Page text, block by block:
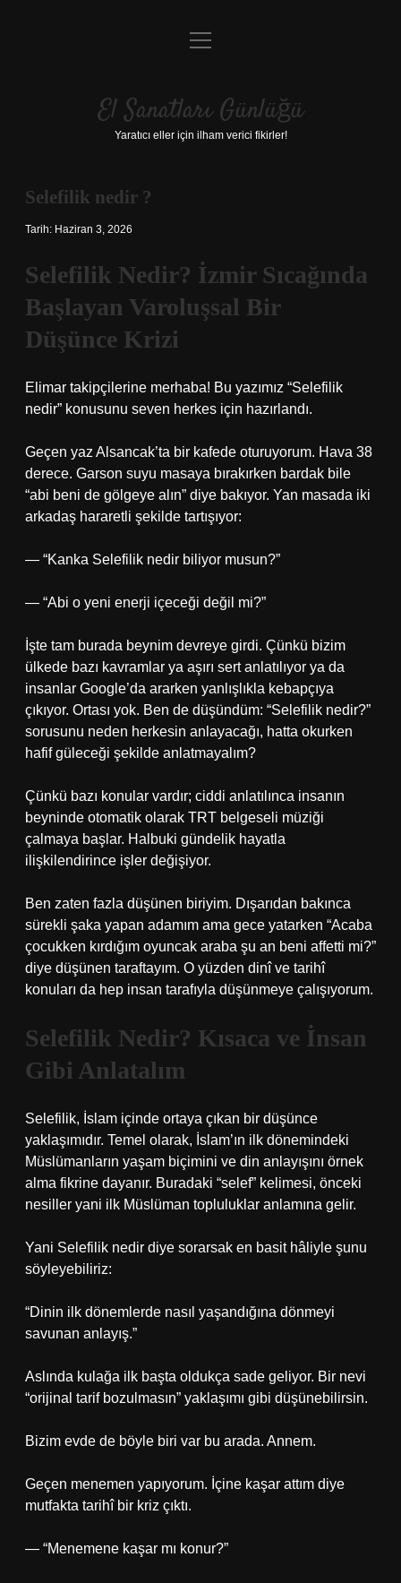
Anasayfa
Yasal Uyarı
menüyü
El Sanatları Günlüğü
Yaratıcı eller için ilham verici fikirler!
Selefilik nedir ?
Tarih: Haziran 3, 2026
Selefilik Nedir? İzmir Sıcağında
Başlayan Varoluşsal Bir
Düşünce Krizi
Elimar takipçilerine merhaba! Bu yazımız “Selefilik
nedir” konusunu seven herkes için hazırlandı.
Geçen yaz Alsancak’ta bir kafede oturuyorum. Hava 38
derece. Garson suyu masaya bırakırken bardak bile
“abi beni de gölgeye alın” diye bakıyor. Yan masada iki
arkadaş hararetli şekilde tartışıyor:
— “Kanka Selefilik nedir biliyor musun?”
— “Abi o yeni enerji içeceği değil mi?”
İşte tam burada beynim devreye girdi. Çünkü bizim
ülkede bazı kavramlar ya aşırı sert anlatılıyor ya da
insanlar Google’da ararken yanlışlıkla kebapçıya
çıkıyor. Ortası yok. Ben de düşündüm: “Selefilik nedir?”
sorusunu neden herkesin anlayacağı, hatta okurken
hafif güleceği şekilde anlatmayalım?
Çünkü bazı konular vardır; ciddi anlatılınca insanın
beyninde otomatik olarak TRT belgeseli müziği
çalmaya başlar. Halbuki gündelik hayatla
ilişkilendirince işler değişiyor.
Ben zaten fazla düşünen biriyim. Dışarıdan bakınca
sürekli şaka yapan adamım ama gece yatarken “Acaba
çocukken kırdığım oyuncak araba şu an beni affetti mi?”
diye düşünen taraftayım. O yüzden dinî ve tarihî
konuları da hep insan tarafıyla düşünmeye çalışıyorum.
Selefilik Nedir? Kısaca ve İnsan
Gibi Anlatalım
Selefilik, İslam içinde ortaya çıkan bir düşünce
yaklaşımıdır. Temel olarak, İslam’ın ilk dönemindeki
Müslümanların yaşam biçimini ve din anlayışını örnek
alma fikrine dayanır. Buradaki “selef” kelimesi, önceki
nesiller yani ilk Müslüman topluluklar anlamına gelir.
Yani Selefilik nedir diye sorarsak en basit hâliyle şunu
söyleyebiliriz:
“Dinin ilk dönemlerde nasıl yaşandığına dönmeyi
savunan anlayış.”
Aslında kulağa ilk başta oldukça sade geliyor. Bir nevi
“orijinal tarif bozulmasın” yaklaşımı gibi düşünebilirsin.
Bizim evde de böyle biri var bu arada. Annem.
Geçen menemen yapıyorum. İçine kaşar attım diye
mutfakta tarihî bir kriz çıktı.
— “Menemene kaşar mı konur?”